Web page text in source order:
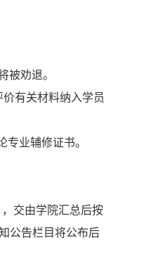
被劝退。
有关材料纳入学员
业辅修证书。
交由学院汇总后按
公告栏目将公布后